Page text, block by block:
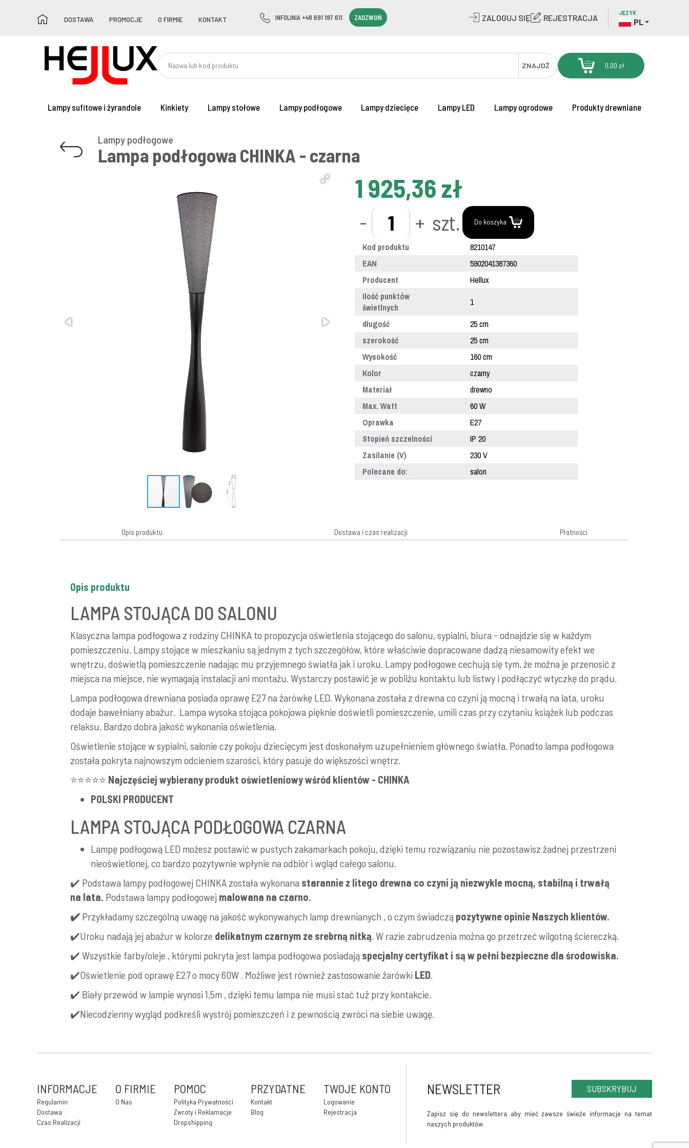
DOSTAWA PROMOCJE O FIRMIE KONTAKT INFOLINIA +48 691 197 611 ZADZWOŃ ZALOGUJ SIĘ REJESTRACJA
JĘZYK
PL
ZNAJDŹ 0,00 zł
Lampy sufitowe i żyrandole Kinkiety Lampy stołowe Lampy podłogowe Lampy dziecięce Lampy LED Lampy ogrodowe Produkty drewniane
Lampy podłogowe
Lampa podłogowa CHINKA - czarna
1 925,36 zł
- + szt. Do koszyka
Kod produktu
8210147
EAN
5902041387360
Producent
Hellux
Ilość punktów
świetlnych
1
długość
25 cm
szerokość
25 cm
Wysokość
160 cm
Kolor
czarny
Materiał
drewno
Max. Watt
60 W
Oprawka
E27
Stopień szczelności
IP 20
Zasilanie (V)
230 V
Polecane do:
salon
Opis produktu Dostawa i czas realizacji Płatności
Opis produktu
LAMPA STOJĄCA DO SALONU
Klasyczna lampa podłogowa z rodziny CHINKA to propozycja oświetlenia stojącego do salonu, sypialni, biura - odnajdzie się w każdym
pomieszczeniu. Lampy stojące w mieszkaniu są jednym z tych szczegółów, które właściwie dopracowane dadzą niesamowity efekt we
wnętrzu, doświetlą pomieszczenie nadając mu przyjemnego światła jak i uroku. Lampy podłogowe cechują się tym, że można je przenosić z
miejsca na miejsce, nie wymagają instalacji ani montażu. Wystarczy postawić je w pobliżu kontaktu lub listwy i podłączyć wtyczkę do prądu.
Lampa podłogowa drewniana posiada oprawę E27 na żarówkę LED. Wykonana została z drewna co czyni ją mocną i trwałą na lata, uroku
dodaje bawełniany abażur. Lampa wysoka stojąca pokojowa pięknie doświetli pomieszczenie, umili czas przy czytaniu książek lub podczas
relaksu. Bardzo dobra jakość wykonania oświetlenia.
Oświetlenie stojące w sypialni, salonie czy pokoju dziecięcym jest doskonałym uzupełnieniem głównego światła. Ponadto lampa podłogowa
została pokryta najnowszym odcieniem szarości, który pasuje do większości wnętrz.
⭐⭐⭐⭐⭐ Najczęściej wybierany produkt oświetleniowy wśród klientów - CHINKA
POLSKI PRODUCENT
LAMPA STOJĄCA PODŁOGOWA CZARNA
Lampę podłogową LED możesz postawić w pustych zakamarkach pokoju, dzięki temu rozwiązaniu nie pozostawisz żadnej przestrzeni
nieoświetlonej, co bardzo pozytywnie wpłynie na odbiór i wgląd całego salonu.
✔️ Podstawa lampy podłogowej CHINKA została wykonana starannie z litego drewna co czyni ją niezwykle mocną, stabilną i trwałą
na lata. Podstawa lampy podłogowej malowana na czarno.
✔️ Przykładamy szczególną uwagę na jakość wykonywanych lamp drewnianych , o czym świadczą pozytywne opinie Naszych klientów.
✔️Uroku nadają jej abażur w kolorze delikatnym czarnym ze srebrną nitką. W razie zabrudzenia można go przetrzeć wilgotną ściereczką.
✔️ Wszystkie farby/oleje , którymi pokryta jest lampa podłogowa posiadają specjalny certyfikat i są w pełni bezpieczne dla środowiska.
✔️Oświetlenie pod oprawę E27 o mocy 60W . Możliwe jest również zastosowanie żarówki LED.
✔️ Biały przewód w lampie wynosi 1,5m , dzięki temu lampa nie musi stać tuż przy kontakcie.
✔️Niecodzienny wygląd podkreśli wystrój pomieszczeń i z pewnością zwróci na siebie uwagę.
INFORMACJE
Regulamin
Dostawa
Czas Realizacji
O FIRMIE
O Nas
POMOC
Polityka Prywatności
Zwroty i Reklamacje
Dropshipping
PRZYDATNE
Kontakt
Blog
TWOJE KONTO
Logowanie
Rejestracja
NEWSLETTER SUBSKRYBUJ
Zapisz się do newslettera aby mieć zawsze świeże informacje na temat
naszych produktów.